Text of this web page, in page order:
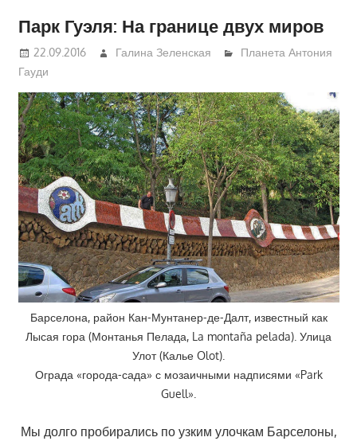
Парк Гуэля: На границе двух миров
22.09.2016 Галина Зеленская
Планета Антония
Гауди
Барселона, район Кан-Мунтанер-де-Далт, известный как
Лысая гора (Монтанья Пелада, La montaña pelada). Улица
Улот (Калье Olot).
Ограда «города-сада» с мозаичными надписями «Park
Guell».
Мы долго пробирались по узким улочкам Барселоны,